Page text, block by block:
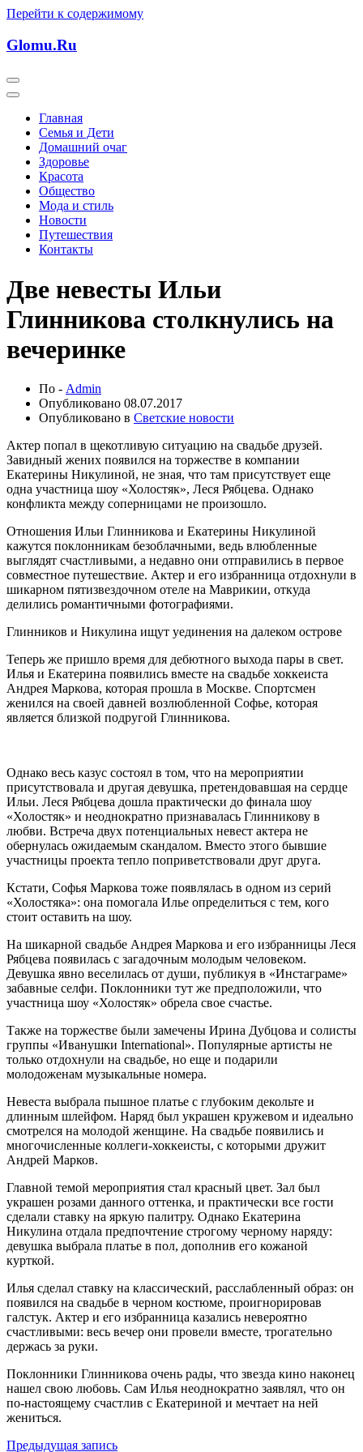
Перейти к содержимому
Glomu.Ru
Главная
Семья и Дети
Домашний очаг
Здоровье
Красота
Общество
Мода и стиль
Новости
Путешествия
Контакты
Две невесты Ильи
Глинникова столкнулись на
вечеринке
По - Admin
Опубликовано 08.07.2017
Опубликовано в Светские новости
Актер попал в щекотливую ситуацию на свадьбе друзей.
Завидный жених появился на торжестве в компании
Екатерины Никулиной, не зная, что там присутствует еще
одна участница шоу «Холостяк», Леся Рябцева. Однако
конфликта между соперницами не произошло.
Отношения Ильи Глинникова и Екатерины Никулиной
кажутся поклонникам безоблачными, ведь влюбленные
выглядят счастливыми, а недавно они отправились в первое
совместное путешествие. Актер и его избранница отдохнули в
шикарном пятизвездочном отеле на Маврикии, откуда
делились романтичными фотографиями.
Глинников и Никулина ищут уединения на далеком острове
Теперь же пришло время для дебютного выхода пары в свет.
Илья и Екатерина появились вместе на свадьбе хоккеиста
Андрея Маркова, которая прошла в Москве. Спортсмен
женился на своей давней возлюбленной Софье, которая
является близкой подругой Глинникова.
Однако весь казус состоял в том, что на мероприятии
присутствовала и другая девушка, претендовавшая на сердце
Ильи. Леся Рябцева дошла практически до финала шоу
«Холостяк» и неоднократно признавалась Глинникову в
любви. Встреча двух потенциальных невест актера не
обернулась ожидаемым скандалом. Вместо этого бывшие
участницы проекта тепло поприветствовали друг друга.
Кстати, Софья Маркова тоже появлялась в одном из серий
«Холостяка»: она помогала Илье определиться с тем, кого
стоит оставить на шоу.
На шикарной свадьбе Андрея Маркова и его избранницы Леся
Рябцева появилась с загадочным молодым человеком.
Девушка явно веселилась от души, публикуя в «Инстаграме»
забавные селфи. Поклонники тут же предположили, что
участница шоу «Холостяк» обрела свое счастье.
Также на торжестве были замечены Ирина Дубцова и солисты
группы «Иванушки International». Популярные артисты не
только отдохнули на свадьбе, но еще и подарили
молодоженам музыкальные номера.
Невеста выбрала пышное платье с глубоким декольте и
длинным шлейфом. Наряд был украшен кружевом и идеально
смотрелся на молодой женщине. На свадьбе появились и
многочисленные коллеги-хоккеисты, с которыми дружит
Андрей Марков.
Главной темой мероприятия стал красный цвет. Зал был
украшен розами данного оттенка, и практически все гости
сделали ставку на яркую палитру. Однако Екатерина
Никулина отдала предпочтение строгому черному наряду:
девушка выбрала платье в пол, дополнив его кожаной
курткой.
Илья сделал ставку на классический, расслабленный образ: он
появился на свадьбе в черном костюме, проигнорировав
галстук. Актер и его избранница казались невероятно
счастливыми: весь вечер они провели вместе, трогательно
держась за руки.
Поклонники Глинникова очень рады, что звезда кино наконец
нашел свою любовь. Сам Илья неоднократно заявлял, что он
по-настоящему счастлив с Екатериной и мечтает на ней
жениться.
Предыдущая запись